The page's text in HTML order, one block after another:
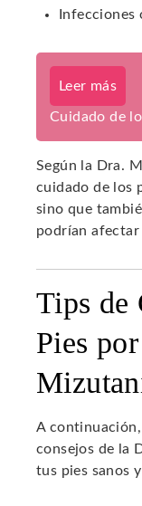
Infecciones
Leer más
Cuidado de
Según la Dra.
cuidado de los
sino que
podrían
Tips de
Pies
A
consejos de la
tus pies sanos